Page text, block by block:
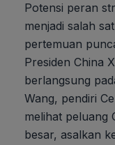
Potensi peran
menjadi salah
pertemuan
Presiden China
berlangsung
Wang, pendiri
melihat peluang
besar, asalkan